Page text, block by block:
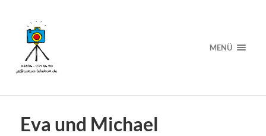
MENÜ
Eva und Michael